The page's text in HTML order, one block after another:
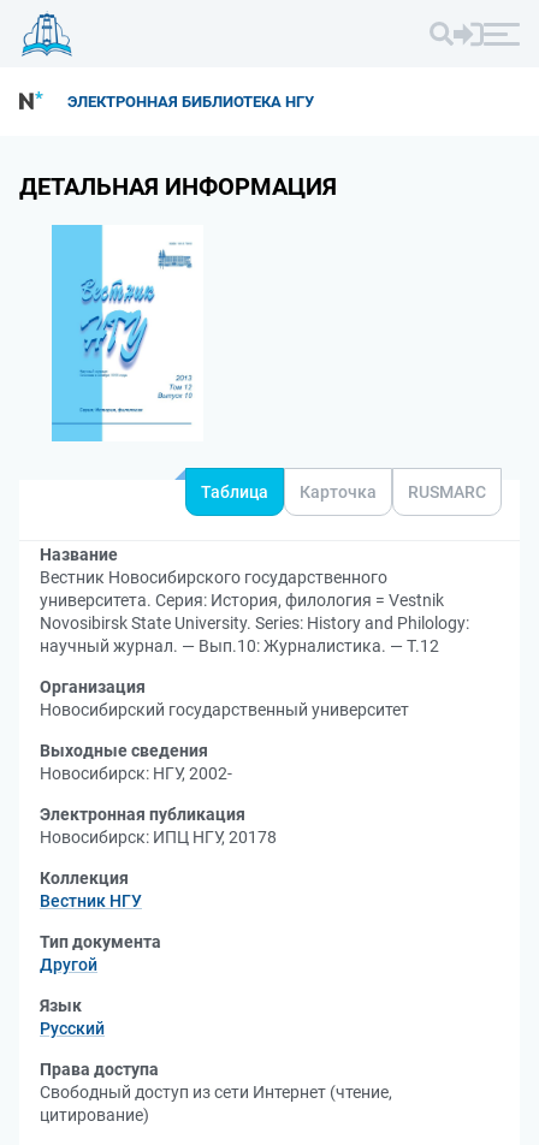
ЭЛЕКТРОННАЯ БИБЛИОТЕКА НГУ
ДЕТАЛЬНАЯ ИНФОРМАЦИЯ
Таблица Карточка RUSMARC
Название
Вестник Новосибирского государственного
университета. Серия: История, филология = Vestnik
Novosibirsk State University. Series: History and Philology:
научный журнал. — Вып.10: Журналистика. — Т.12
Организация
Новосибирский государственный университет
Выходные сведения
Новосибирск: НГУ, 2002-
Электронная публикация
Новосибирск: ИПЦ НГУ, 20178
Коллекция
Вестник НГУ
Тип документа
Другой
Язык
Русский
Права доступа
Свободный доступ из сети Интернет (чтение,
цитирование)